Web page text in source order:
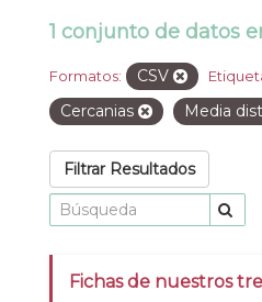
1 conjunto de datos
Formatos: CSV
Cercanias
Media
Filtrar Resultados
Fichas de nuestros